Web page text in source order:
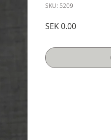
SKU: 5209
SEK 0.00Price